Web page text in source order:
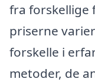
fra forskellige
priserne
forskelle i
metoder, de